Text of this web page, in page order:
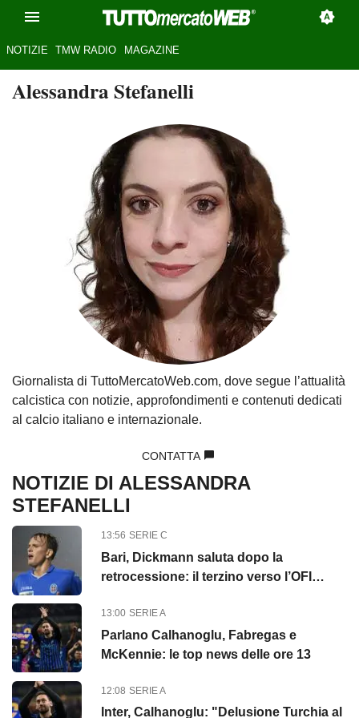
NOTIZIE TMW RADIO MAGAZINE
Alessandra Stefanelli
Giornalista di TuttoMercatoWeb.com, dove segue l’attualità
calcistica con notizie, approfondimenti e contenuti dedicati
al calcio italiano e internazionale.
CONTATTA
NOTIZIE DI ALESSANDRA
STEFANELLI
13:56 SERIE C
Bari, Dickmann saluta dopo la
retrocessione: il terzino verso l’OFI
13:00 SERIE A
Parlano Calhanoglu, Fabregas e
McKennie: le top news delle ore 13
12:08 SERIE A
Inter, Calhanoglu: "Delusione Turchia al